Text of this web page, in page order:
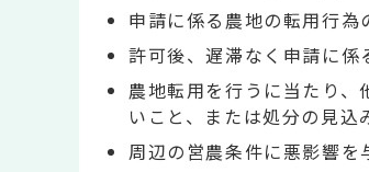
申請に係る農地の転用行
許可後、遅滞なく申請に
農地転用を行うに当たり
いこと、または処分の見込
周辺の営農条件に悪影響